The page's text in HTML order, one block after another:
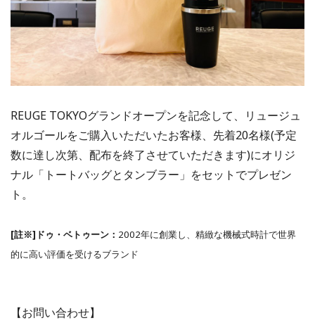
REUGE TOKYOグランドオープンを記念して、リュージュ
オルゴールをご購入いただいたお客様、先着20名様(予定
数に達し次第、配布を終了させていただきます)にオリジ
ナル「トートバッグとタンブラー」をセットでプレゼン
ト。
[註※]ドゥ・ベトゥーン： 2002年に創業し、精緻な機械式時計で世界
的に高い評価を受けるブランド
【お問い合わせ】